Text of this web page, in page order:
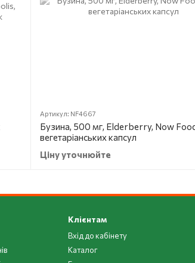
Артикул: NF4667
Бузина, 500 мг, Elderberry, Now
вегетаріанських капсул
Ціну уточнюйте
Клієнтам
Вхід до кабінету
Каталог